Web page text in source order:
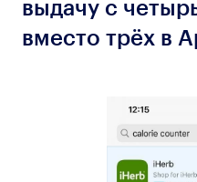
выдачу с
вместо трёх в